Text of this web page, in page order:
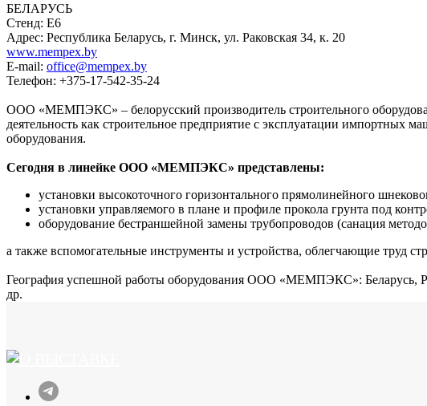
БЕЛАРУСЬ
Стенд: E6
Адрес: Республика Беларусь, г. Минск, ул. Раковская 34, к. 20
www.mempex.by
E-mail: office@mempex.by
Телефон: +375-17-542-35-24
ООО «МЕМПЭКС» – белорусский производитель строительного
деятельность как строительное предприятие с эксплуатации импортных
оборудования.
Сегодня в линейке ООО «МЕМПЭКС» представлены:
установки высокоточного горизонтального прямолинейного
установки управляемого в плане и профиле прокола грунта под
оборудование бестраншейной замены трубопроводов (санация
а также вспомогательные инструменты и устройства, облегчающие труд
География успешной работы оборудования ООО «МЕМПЭКС»: Беларусь,
др.